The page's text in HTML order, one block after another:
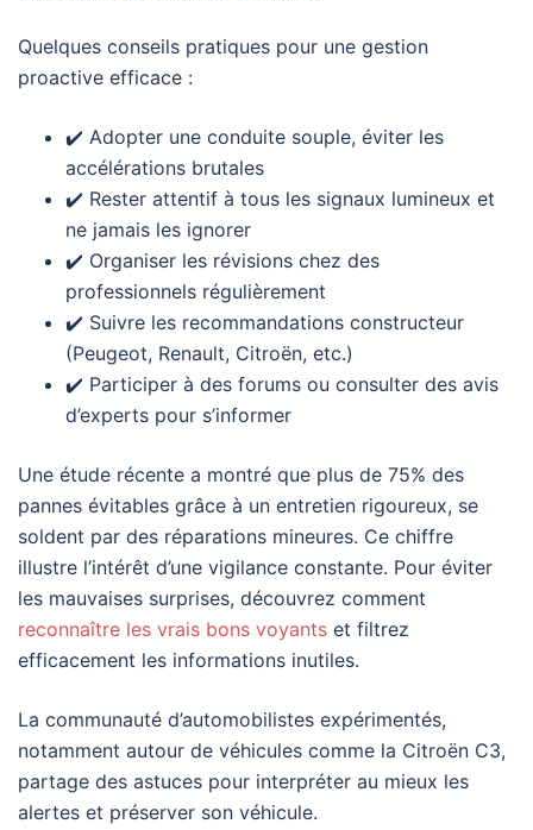
Quelques conseils pratiques pour une gestion
proactive efficace :
✔️ Adopter une conduite souple, éviter les
accélérations brutales
✔️ Rester attentif à tous les signaux lumineux et
ne jamais les ignorer
✔️ Organiser les révisions chez des
professionnels régulièrement
✔️ Suivre les recommandations constructeur
(Peugeot, Renault, Citroën, etc.)
✔️ Participer à des forums ou consulter des avis
d’experts pour s’informer
Une étude récente a montré que plus de 75% des
pannes évitables grâce à un entretien rigoureux, se
soldent par des réparations mineures. Ce chiffre
illustre l’intérêt d’une vigilance constante. Pour éviter
les mauvaises surprises, découvrez comment
reconnaître les vrais bons voyants et filtrez
efficacement les informations inutiles.
La communauté d’automobilistes expérimentés,
notamment autour de véhicules comme la Citroën C3,
partage des astuces pour interpréter au mieux les
alertes et préserver son véhicule.